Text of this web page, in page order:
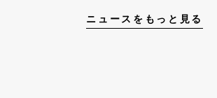
ニュースをもっと見る